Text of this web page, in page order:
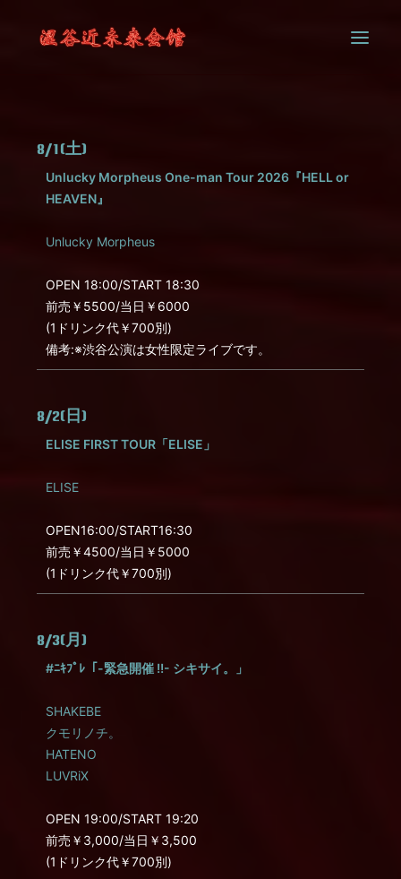
CONTACT8/1(土)
Unlucky Morpheus One-man Tour 2026『HELL or
HEAVEN』
Unlucky Morpheus
OPEN 18:00/START 18:30
前売￥5500/当日￥6000
(1ドリンク代￥700別)
備考:※渋谷公演は女性限定ライブです。
8/2(日)
ELISE FIRST TOUR「ELISE」
ELISE
OPEN16:00/START16:30
前売￥4500/当日￥5000
(1ドリンク代￥700別)
8/3(月)
#ﾆｷﾌﾟﾚ「-緊急開催 !!- シキサイ。」
SHAKEBE
クモリノチ。
HATENO
LUVRiX
OPEN 19:00/START 19:20
前売￥3,000/当日￥3,500
(1ドリンク代￥700別)